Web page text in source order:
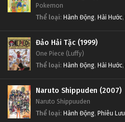
Pokemon
Thể loại: Hành Động, Hài Hước,
Đảo Hải Tặc (1999)
One Piece (Luffy)
Thể loại: Hành Động, Hài Hước,
Naruto Shippuden (2007)
Naruto Shippuuden
Thể loại: Hành Động, Phiêu Lưu